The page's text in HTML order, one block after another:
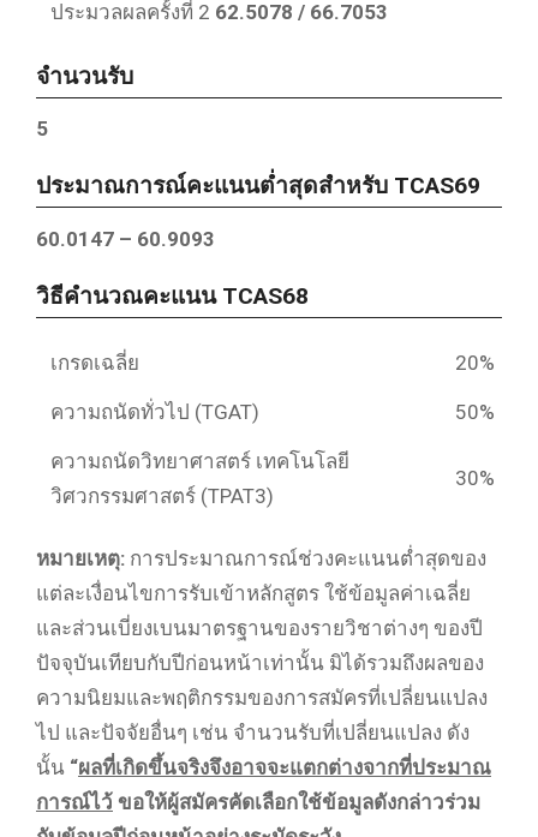
ประมวลผลครั้งที่ 2 62.5078 / 66.7053
จำนวนรับ
5
ประมาณการณ์คะแนนต่ำสุดสำหรับ TCAS69
60.0147 – 60.9093
วิธีคำนวณคะแนน TCAS68
เกรดเฉลี่ย 20%
ความถนัดทั่วไป (TGAT) 50%
ความถนัดวิทยาศาสตร์ เทคโนโลยี
วิศวกรรมศาสตร์ (TPAT3)
30%
หมายเหตุ: การประมาณการณ์ช่วงคะแนนต่ำสุดของ
แต่ละเงื่อนไขการรับเข้าหลักสูตร ใช้ข้อมูลค่าเฉลี่ย
และส่วนเบี่ยงเบนมาตรฐานของรายวิชาต่างๆ ของปี
ปัจจุบันเทียบกับปีก่อนหน้าเท่านั้น มิได้รวมถึงผลของ
ความนิยมและพฤติกรรมของการสมัครที่เปลี่ยนแปลง
ไป และปัจจัยอื่นๆ เช่น จำนวนรับที่เปลี่ยนแปลง ดัง
นั้น “ผลที่เกิดขึ้นจริงจึงอาจจะแตกต่างจากที่ประมาณ
การณ์ไว้ ขอให้ผู้สมัครคัดเลือกใช้ข้อมูลดังกล่าวร่วม